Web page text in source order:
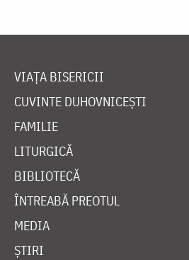
VIAȚA BISERICII
CUVINTE DUHOVNICEȘTI
FAMILIE
LITURGICĂ
BIBLIOTECĂ
ÎNTREABĂ PREOTUL
MEDIA
ȘTIRI